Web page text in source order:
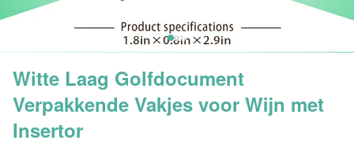
Witte Laag Golfdocument
Verpakkende Vakjes voor Wijn met
Insertor